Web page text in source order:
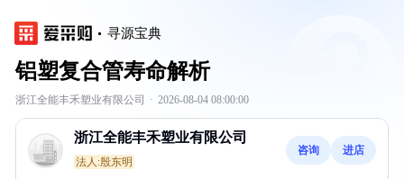
寻源宝典
铝塑复合管寿命解析
浙江全能丰禾塑业有限公司 · 2026-08-04 08:00:00
浙江全能丰禾塑业有限公司
法人:殷东明
咨询 进店